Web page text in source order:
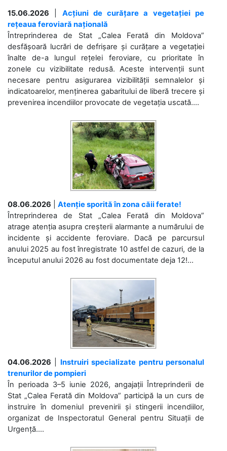
15.06.2026
Acțiuni de curățare a vegetației pe
rețeaua feroviară națională
Întreprinderea de Stat „Calea Ferată din Moldova”
desfășoară lucrări de defrișare și curățare a vegetației
înalte de-a lungul rețelei feroviare, cu prioritate în
zonele cu vizibilitate redusă. Aceste intervenții sunt
necesare pentru asigurarea vizibilității semnalelor și
indicatoarelor, menținerea gabaritului de liberă trecere și
prevenirea incendiilor provocate de vegetația uscată....
08.06.2026
Atenție sporită în zona căii ferate!
Întreprinderea de Stat „Calea Ferată din Moldova”
atrage atenția asupra creșterii alarmante a numărului de
incidente și accidente feroviare. Dacă pe parcursul
anului 2025 au fost înregistrate 10 astfel de cazuri, de la
începutul anului 2026 au fost documentate deja 12!...
04.06.2026
Instruiri specializate pentru personalul
trenurilor de pompieri
În perioada 3–5 iunie 2026, angajații Întreprinderii de
Stat „Calea Ferată din Moldova” participă la un curs de
instruire în domeniul prevenirii și stingerii incendiilor,
organizat de Inspectoratul General pentru Situații de
Urgență....